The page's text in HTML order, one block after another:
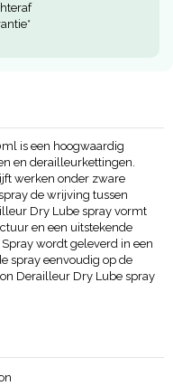
is een hoogwaardig
en derailleurkettingen.
werken onder zware
de wrijving tussen
Dry Lube spray vormt
en een uitstekende
wordt geleverd in een
spray eenvoudig op de
Derailleur Dry Lube spray